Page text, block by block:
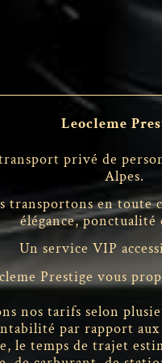
Leocleme
privé de
Alpes.
transportons en toute
élégance, ponctualité
Un service VIP
Prestige vous
nos tarifs selon
par rapport aux
le temps de trajet